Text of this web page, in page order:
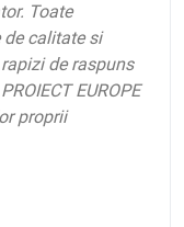
Toate
calitate si
de raspuns
EUROPE
proprii